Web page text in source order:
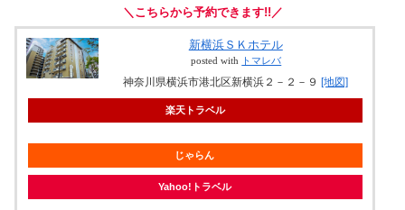
＼こちらから予約できます!!／
新横浜ＳＫホテル
posted with トマレバ
神奈川県横浜市港北区新横浜２－２－９[地図]
楽天トラベル
じゃらん
Yahoo!トラベル